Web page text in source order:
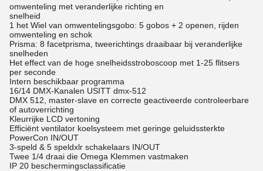
omwenteling met veranderlijke richting en
snelheid
1 het Wiel van omwentelingsgobo: 5 gobos + 2 openen, rijden
omwenteling en schok
Prisma: 8 facetprisma, tweerichtings draaibaar bij veranderlijke
snelheden
Het effect van de hoge snelheidsstroboscoop met 1-25 flitsers
per seconde
Intern beschikbaar programma
16/14 DMX-Kanalen USITT dmx-512
DMX 512, master-slave en correcte geactiveerde controleerbare
of autoverrichting
Kleurrijke LCD vertoning
Efficiënt ventilator koelsysteem met geringe geluidssterkte
PowerCon IN/OUT
3-speld & 5 speldxlr schakelaars IN/OUT
Twee 1/4 draai die Omega Klemmen vastmaken
IP 20 beschermingsclassificatie